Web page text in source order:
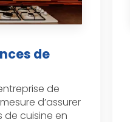
de
de
d’assurer
cuisine en